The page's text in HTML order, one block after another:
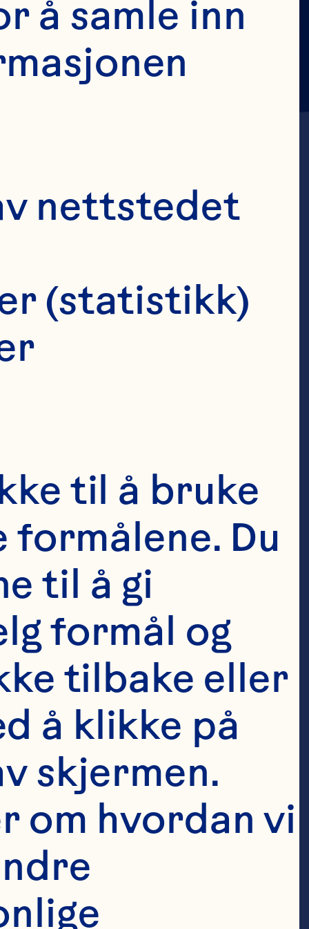
than
and
served as
of Nestlé
where
of more
years
å samle inn
nettstedet
(statistikk)
til å bruke
Du
til å gi
formål og
tilbake eller
å klikke på
skjermen.
om hvordan vi